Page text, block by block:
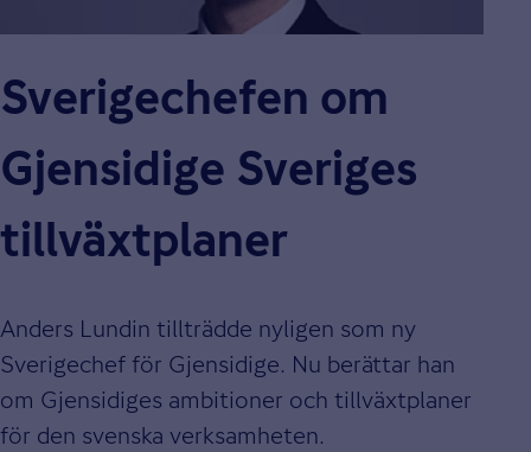
Sverigechefen om
Gjensidige Sveriges
tillväxtplaner
Anders Lundin tillträdde nyligen som ny
Sverigechef för Gjensidige. Nu berättar han
om Gjensidiges ambitioner och tillväxtplaner
för den svenska verksamheten.